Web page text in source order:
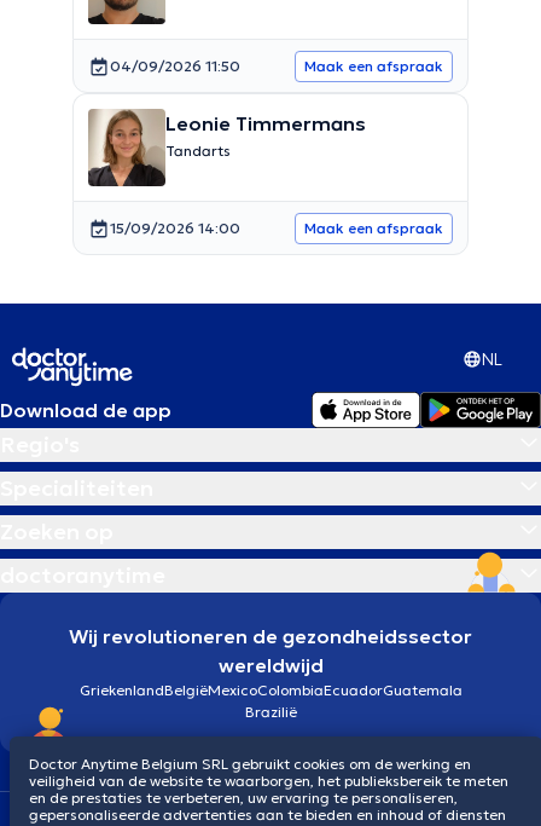
04/09/2026 11:50 Maak een afspraak
Leonie Timmermans
Tandarts
15/09/2026 14:00 Maak een afspraak
NL
Download de app
Wij revolutioneren de gezondheidssector
wereldwijd
GriekenlandBelgiëMexicoColombiaEcuadorGuatemala
Brazilië
Algemene voorwaardenCookiesPrivacybeleid
Doctor Anytime Belgium SRL gebruikt cookies om de werking en
veiligheid van de website te waarborgen, het publieksbereik te meten
en de prestaties te verbeteren, uw ervaring te personaliseren,
gepersonaliseerde advertenties aan te bieden en inhoud of diensten